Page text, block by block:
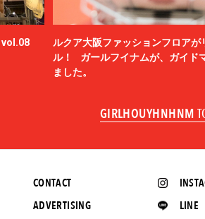
vol.08
ルクア大阪ファッションフロアが
ル！ ガールフイナムが、ガイド
ました。
GIRLHOUYHNHNM
LINE
CONTACT
ADVERTISING